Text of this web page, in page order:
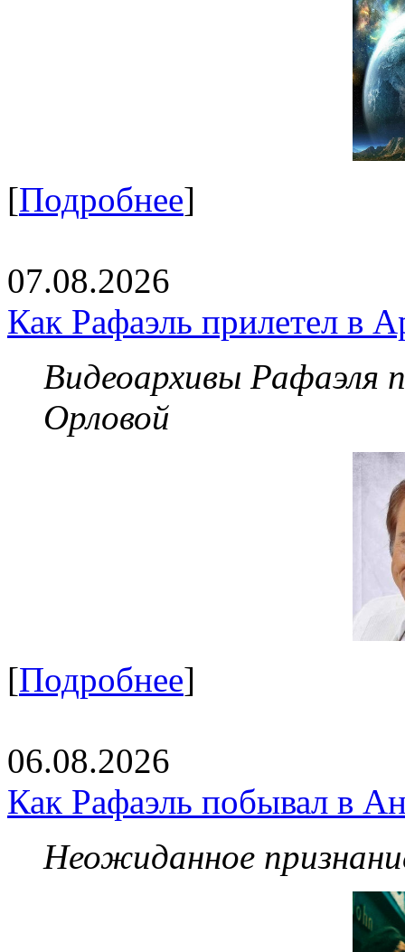
[Подробнее]
07.08.2026
Как Рафаэль прилетел в
Видеоархивы Рафаэля
Орловой
[Подробнее]
06.08.2026
Как Рафаэль побывал в
Неожиданное